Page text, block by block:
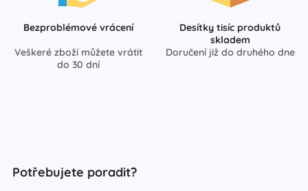
Bezproblémové vrácení
Veškeré zboží můžete vrátit
do 30 dní
Desítky tisíc produktů
skladem
Doručení již do druhého dne
Potřebujete poradit?